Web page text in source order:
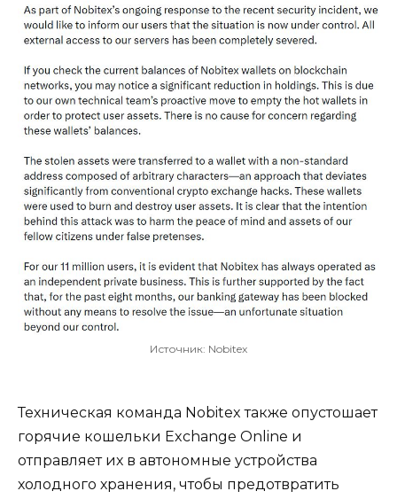
Источник: Nobitex
Техническая команда Nobitex также опустошает
горячие кошельки Exchange Online и
отправляет их в автономные устройства
холодного хранения, чтобы предотвратить